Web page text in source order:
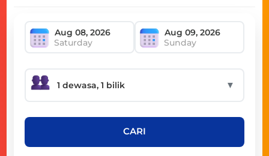
Saturday Sunday
▼
CARI